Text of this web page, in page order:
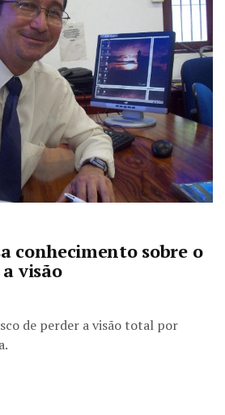
conhecimento sobre o
visão
de perder a visão total por